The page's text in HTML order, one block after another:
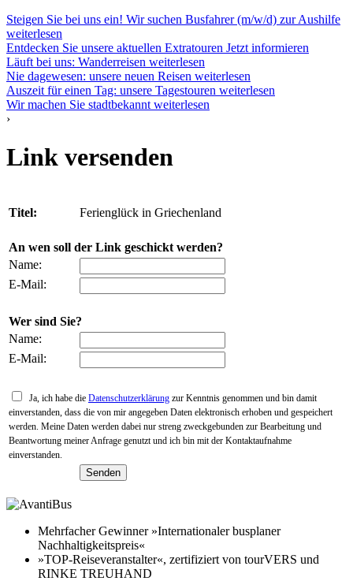
Steigen Sie bei uns ein! Wir suchen Busfahrer (m/w/d) zur Aushilfe
weiterlesen
Entdecken Sie unsere aktuellen Extratouren Jetzt informieren
Läuft bei uns: Wanderreisen weiterlesen
Nie dagewesen: unsere neuen Reisen weiterlesen
Auszeit für einen Tag: unsere Tagestouren weiterlesen
Wir machen Sie stadtbekannt weiterlesen
›
Link versenden
Titel: Ferienglück in Griechenland
An wen soll der Link geschickt werden?
Name:
E-Mail:
Wer sind Sie?
Name:
E-Mail:
Ja, ich habe die Datenschutzerklärung zur Kenntnis genommen und bin damit
einverstanden, dass die von mir angegeben Daten elektronisch erhoben und gespeichert
werden. Meine Daten werden dabei nur streng zweckgebunden zur Bearbeitung und
Beantwortung meiner Anfrage genutzt und ich bin mit der Kontaktaufnahme
einverstanden.
Mehrfacher Gewinner »Internationaler busplaner
Nachhaltigkeitspreis«
»TOP-Reiseveranstalter«, zertifiziert von tourVERS und
RINKE TREUHAND